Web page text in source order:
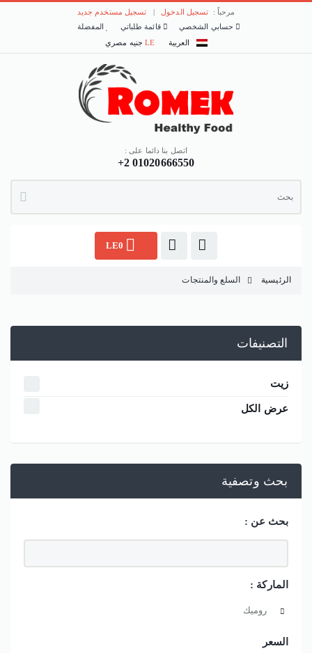
مرحباً : تسجيل الدخول | تسجيل مستخدم جديد
حسابي الشخصي
قائمة طلباتي
المفضلة
العربية
LE جنيه مصري
اتصل بنا دائما على :
+2 01020666550
LE0
الرئيسية السلع والمنتجات
التصنيفات
زيت
عرض الكل
بحث وتصفية
بحث عن :
الماركة :
روميك
السعر